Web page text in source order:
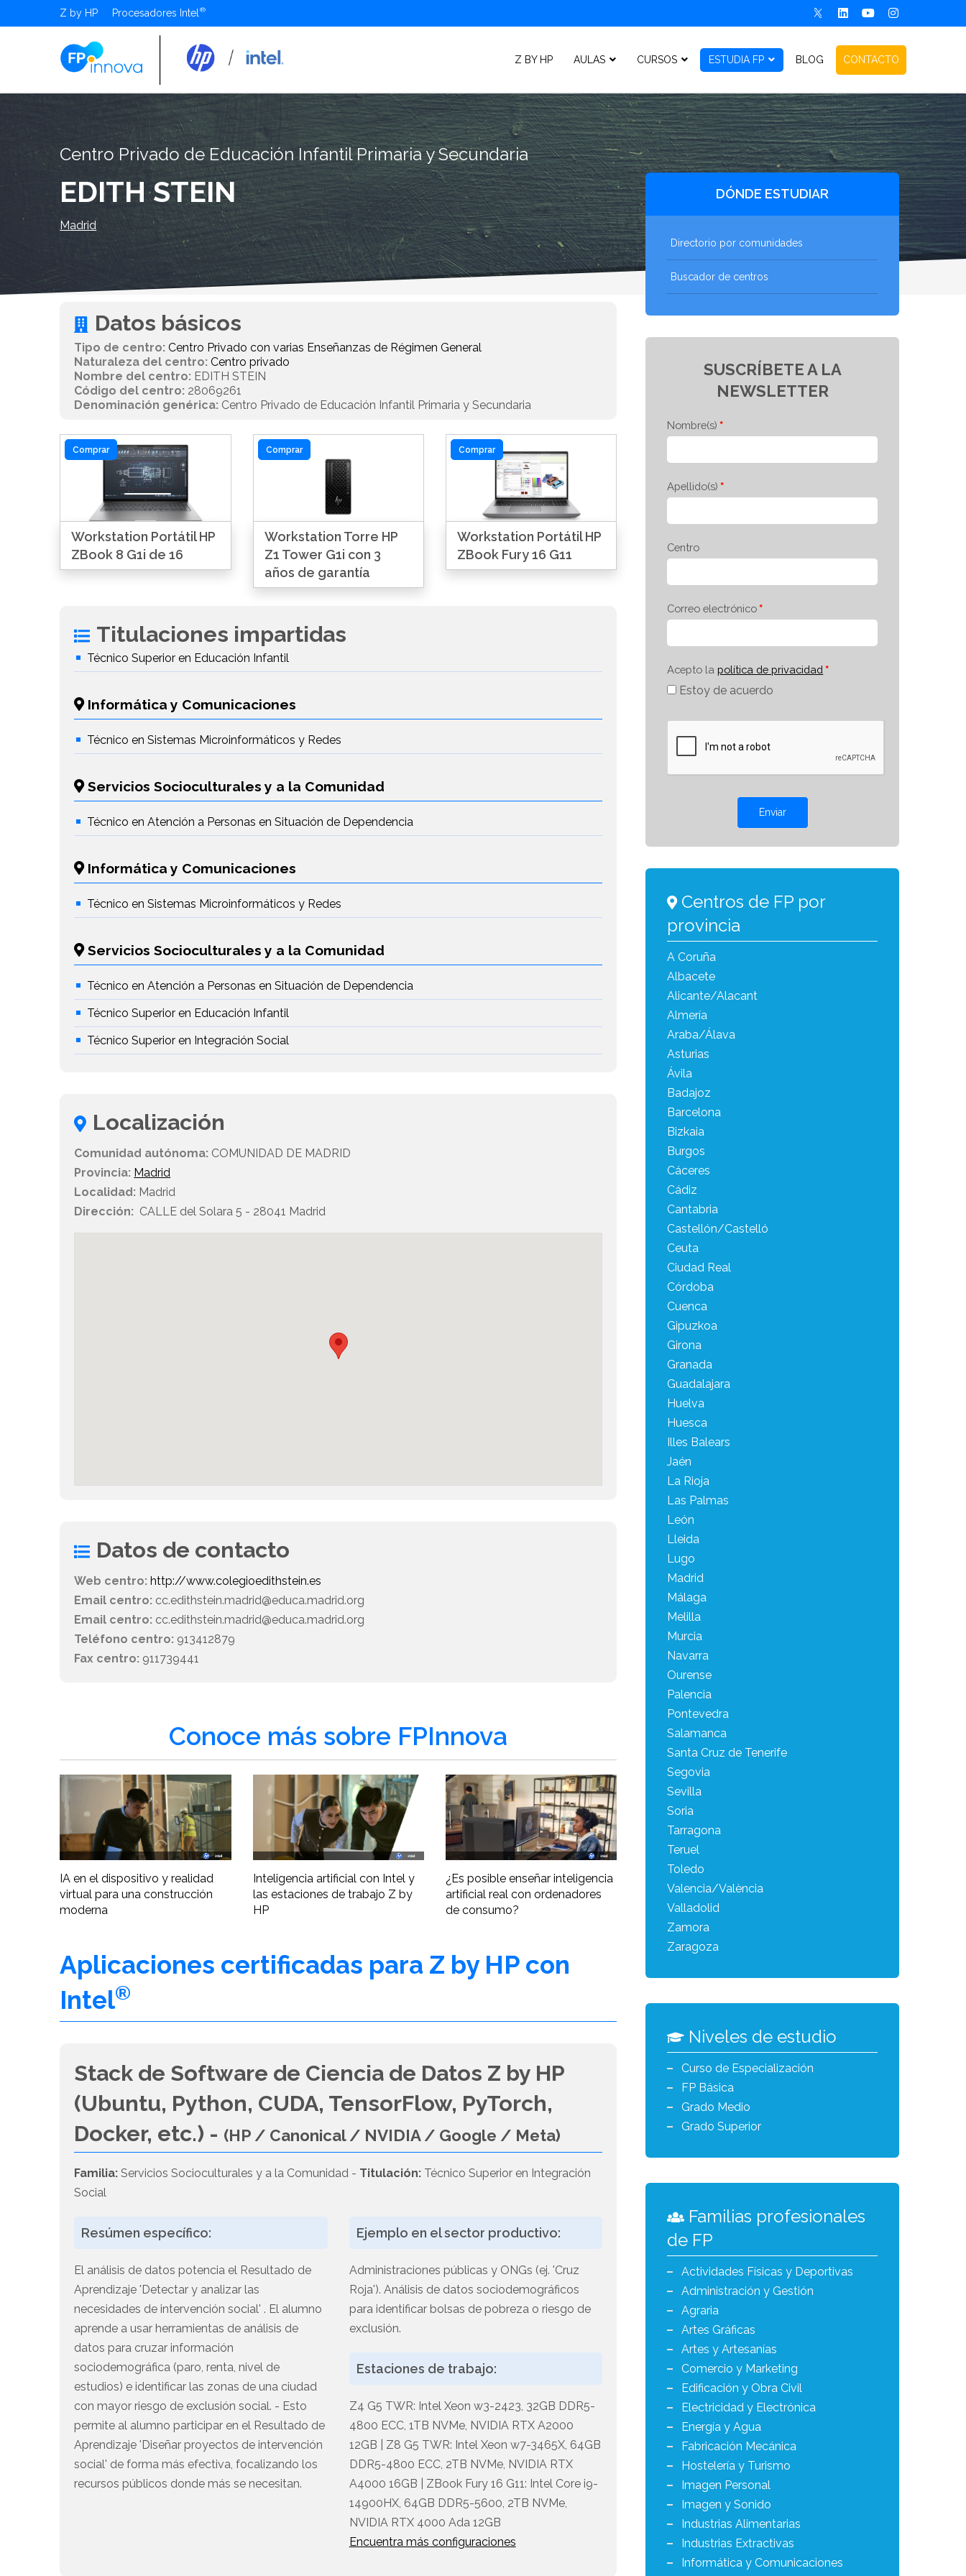
Z by HP Procesadores Intel
Z BY HP AULAS CURSOS ESTUDIA FP BLOG CONTACTO
Centro Privado de Educación Infantil Primaria y Secundaria
EDITH STEIN
Madrid
Datos básicos
Tipo de centro: Centro Privado con varias Enseñanzas de Régimen General
Naturaleza del centro: Centro privado
Nombre del centro: EDITH STEIN
Código del centro: 28069261
Denominación genérica: Centro Privado de Educación Infantil Primaria y Secundaria
Comprar
Workstation Portátil HP
ZBook 8 G1i de 16
Comprar
Workstation Torre HP
Z1 Tower G1i con 3
años de garantía
Comprar
Workstation Portátil HP
ZBook Fury 16 G11
Titulaciones impartidas
Técnico Superior en Educación Infantil
Informática y Comunicaciones
Técnico en Sistemas Microinformáticos y Redes
Servicios Socioculturales y a la Comunidad
Técnico en Atención a Personas en Situación de Dependencia
Informática y Comunicaciones
Técnico en Sistemas Microinformáticos y Redes
Servicios Socioculturales y a la Comunidad
Técnico en Atención a Personas en Situación de Dependencia
Técnico Superior en Educación Infantil
Técnico Superior en Integración Social
Localización
Comunidad autónoma: COMUNIDAD DE MADRID
Provincia: Madrid
Localidad: Madrid
Dirección: CALLE del Solara 5 - 28041 Madrid
Datos de contacto
Web centro: http://www.colegioedithstein.es
Email centro: cc.edithstein.madrid@educa.madrid.org
Email centro: cc.edithstein.madrid@educa.madrid.org
Teléfono centro: 913412879
Fax centro: 911739441
Conoce más sobre FPInnova
IA en el dispositivo y realidad
virtual para una construcción
moderna
Inteligencia artificial con Intel y
las estaciones de trabajo Z by
HP
¿Es posible enseñar inteligencia
artificial real con ordenadores
de consumo?
Aplicaciones certificadas para Z by HP con
Intel®
Stack de Software de Ciencia de Datos Z by HP
(Ubuntu, Python, CUDA, TensorFlow, PyTorch,
Docker, etc.) - (HP / Canonical / NVIDIA / Google / Meta)
Familia: Servicios Socioculturales y a la Comunidad - Titulación: Técnico Superior en Integración
Social
Resúmen específico:
El análisis de datos potencia el Resultado de
Aprendizaje 'Detectar y analizar las
necesidades de intervención social' . El alumno
aprende a usar herramientas de análisis de
datos para cruzar información
sociodemográfica (paro, renta, nivel de
estudios) e identificar las zonas de una ciudad
con mayor riesgo de exclusión social. - Esto
permite al alumno participar en el Resultado de
Aprendizaje 'Diseñar proyectos de intervención
social' de forma más efectiva, focalizando los
recursos públicos donde más se necesitan.
Ejemplo en el sector productivo:
Administraciones públicas y ONGs (ej. 'Cruz
Roja'). Análisis de datos sociodemográficos
para identificar bolsas de pobreza o riesgo de
exclusión.
Estaciones de trabajo:
Z4 G5 TWR: Intel Xeon w3-2423, 32GB DDR5-
4800 ECC, 1TB NVMe, NVIDIA RTX A2000
12GB | Z8 G5 TWR: Intel Xeon w7-3465X, 64GB
DDR5-4800 ECC, 2TB NVMe, NVIDIA RTX
A4000 16GB | ZBook Fury 16 G11: Intel Core i9-
14900HX, 64GB DDR5-5600, 2TB NVMe,
NVIDIA RTX 4000 Ada 12GB
Encuentra más configuraciones
DÓNDE ESTUDIAR
Directorio por comunidades
Buscador de centros
SUSCRÍBETE A LA
NEWSLETTER
Nombre(s)
Apellido(s)
Centro
Correo electrónico
Acepto la política de privacidad
Estoy de acuerdo
Enviar
Centros de FP por
provincia
A Coruña
Albacete
Alicante/Alacant
Almería
Araba/Álava
Asturias
Ávila
Badajoz
Barcelona
Bizkaia
Burgos
Cáceres
Cádiz
Cantabria
Castellón/Castelló
Ceuta
Ciudad Real
Córdoba
Cuenca
Gipuzkoa
Girona
Granada
Guadalajara
Huelva
Huesca
Illes Balears
Jaén
La Rioja
Las Palmas
León
Lleida
Lugo
Madrid
Málaga
Melilla
Murcia
Navarra
Ourense
Palencia
Pontevedra
Salamanca
Santa Cruz de Tenerife
Segovia
Sevilla
Soria
Tarragona
Teruel
Toledo
Valencia/València
Valladolid
Zamora
Zaragoza
Niveles de estudio
Curso de Especialización
FP Básica
Grado Medio
Grado Superior
Familias profesionales
de FP
Actividades Físicas y Deportivas
Administración y Gestión
Agraria
Artes Gráficas
Artes y Artesanías
Comercio y Marketing
Edificación y Obra Civil
Electricidad y Electrónica
Energía y Agua
Fabricación Mecánica
Hostelería y Turismo
Imagen Personal
Imagen y Sonido
Industrias Alimentarias
Industrias Extractivas
Informática y Comunicaciones